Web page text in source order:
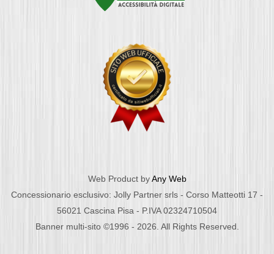
Web Product byAny Web
Concessionario esclusivo: Jolly Partner srls - Corso Matteotti 17 -
56021 Cascina Pisa - P.IVA 02324710504
Banner multi-sito ©1996 - 2026. All Rights Reserved.